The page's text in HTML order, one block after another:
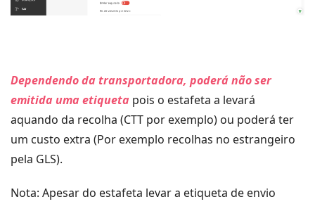
Dependendo da transportadora, poderá não ser
emitida uma etiqueta pois o estafeta a levará
aquando da recolha (CTT por exemplo) ou poderá ter
um custo extra (Por exemplo recolhas no estrangeiro
pela GLS).
Nota: Apesar do estafeta levar a etiqueta de envio